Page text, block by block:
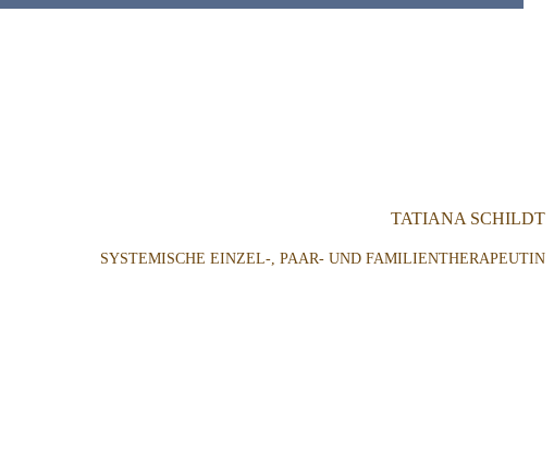
TATIANA SCHILDT
SYSTEMISCHE EINZEL-, PAAR- UND FAMILIENTHERAPEUTIN